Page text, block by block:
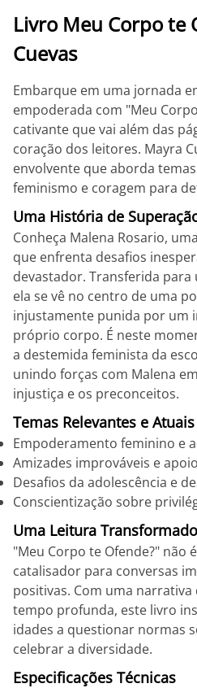
Livro Meu Corpo te
Cuevas
Embarque em uma jornada
empoderada com "Meu
cativante que vai além das
coração dos leitores. Mayra
envolvente que aborda
feminismo e coragem para
Uma História de
Conheça Malena Rosario,
que enfrenta desafios
devastador. Transferida para
ela se vê no centro de uma
injustamente punida por um
próprio corpo. É neste
a destemida feminista da
unindo forças com Malena
injustiça e os preconceitos.
Temas Relevantes e Atuais
Empoderamento feminino e
Amizades improváveis e
Desafios da adolescência e
Conscientização sobre
Uma Leitura
"Meu Corpo te Ofende?" não
catalisador para conversas
positivas. Com uma
tempo profunda, este livro
idades a questionar normas
celebrar a diversidade.
Especificações Técnicas